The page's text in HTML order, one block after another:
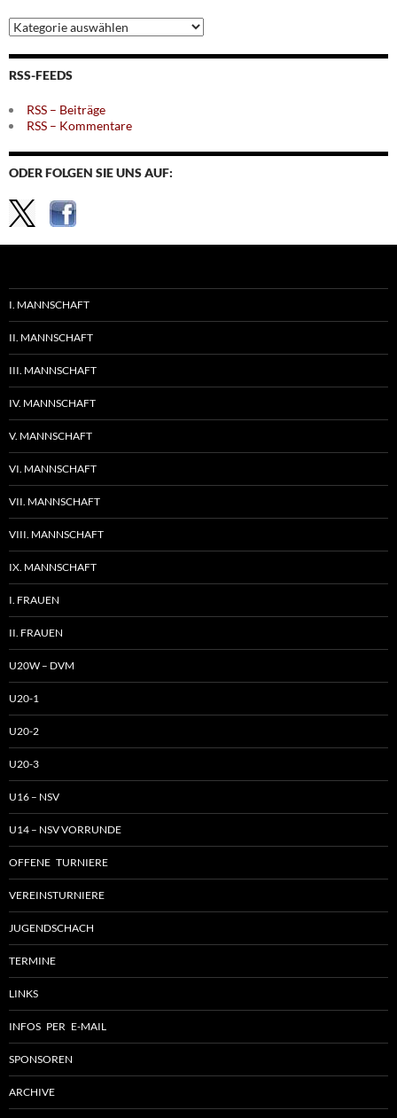
Archiv
nach
Themen
RSS-FEEDS
RSS – Beiträge
RSS – Kommentare
ODER FOLGEN SIE UNS AUF:
I. MANNSCHAFT
II. MANNSCHAFT
III. MANNSCHAFT
IV. MANNSCHAFT
V. MANNSCHAFT
VI. MANNSCHAFT
VII. MANNSCHAFT
VIII. MANNSCHAFT
IX. MANNSCHAFT
I. FRAUEN
II. FRAUEN
U20W – DVM
U20-1
U20-2
U20-3
U16 – NSV
U14 – NSV VORRUNDE
OFFENE TURNIERE
VEREINSTURNIERE
JUGENDSCHACH
TERMINE
LINKS
INFOS PER E-MAIL
SPONSOREN
ARCHIVE